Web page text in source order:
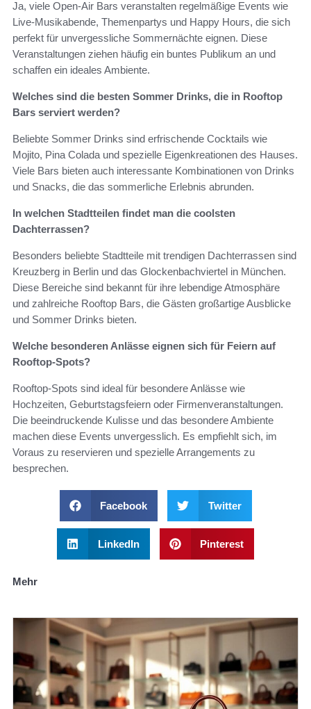
Ja, viele Open-Air Bars veranstalten regelmäßige Events wie
Live-Musikabende, Themenpartys und Happy Hours, die sich
perfekt für unvergessliche Sommernächte eignen. Diese
Veranstaltungen ziehen häufig ein buntes Publikum an und
schaffen ein ideales Ambiente.
Welches sind die besten Sommer Drinks, die in Rooftop
Bars serviert werden?
Beliebte Sommer Drinks sind erfrischende Cocktails wie
Mojito, Pina Colada und spezielle Eigenkreationen des Hauses.
Viele Bars bieten auch interessante Kombinationen von Drinks
und Snacks, die das sommerliche Erlebnis abrunden.
In welchen Stadtteilen findet man die coolsten
Dachterrassen?
Besonders beliebte Stadtteile mit trendigen Dachterrassen sind
Kreuzberg in Berlin und das Glockenbachviertel in München.
Diese Bereiche sind bekannt für ihre lebendige Atmosphäre
und zahlreiche Rooftop Bars, die Gästen großartige Ausblicke
und Sommer Drinks bieten.
Welche besonderen Anlässe eignen sich für Feiern auf
Rooftop-Spots?
Rooftop-Spots sind ideal für besondere Anlässe wie
Hochzeiten, Geburtstagsfeiern oder Firmenveranstaltungen.
Die beeindruckende Kulisse und das besondere Ambiente
machen diese Events unvergesslich. Es empfiehlt sich, im
Voraus zu reservieren und spezielle Arrangements zu
besprechen.
Facebook Twitter
LinkedIn Pinterest
Mehr